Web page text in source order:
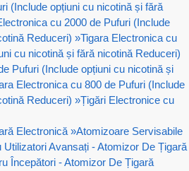
(Include opțiuni cu nicotină și fără
cu 2000 de Pufuri (Include
Reduceri) »Tigara Electronica cu
cu nicotină și fără nicotină Reduceri)
Pufuri (Include opțiuni cu nicotină și
Electronica cu 800 de Pufuri (Include
Reduceri) »Țigări Electronice cu
Electronică »Atomizoare Servisabile
Utilizatori Avansați - Atomizor De Țigară
Începători - Atomizor De Țigară